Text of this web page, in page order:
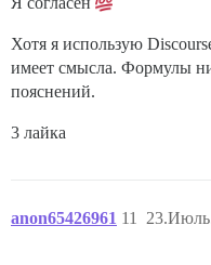
Хотя я использую
имеет смысла. Формулы
пояснений.
3 лайка
anon65426961 11